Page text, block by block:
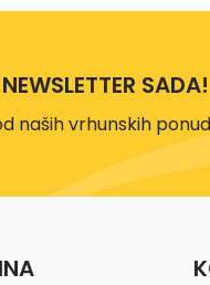
SADA!
naših vrhunskih